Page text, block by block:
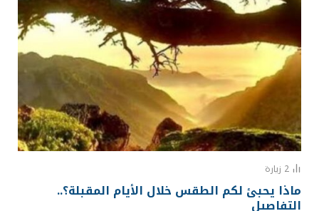
2 زيارة
ماذا يحبئ لكم الطقس خلال الأيام المقبلة؟..
التفاصيل